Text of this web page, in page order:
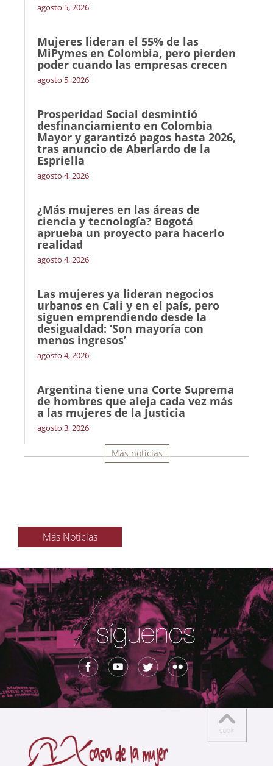
agosto 5, 2026
Mujeres lideran el 55% de las
MiPymes en Colombia, pero pierden
poder cuando las empresas crecen
agosto 5, 2026
Prosperidad Social desmintió
desfinanciamiento en Colombia
Mayor y garantizó pagos hasta 2026,
tras anuncio de Aberlardo de la
Espriella
agosto 4, 2026
¿Más mujeres en las áreas de
ciencia y tecnología? Bogotá
aprueba un proyecto para hacerlo
realidad
agosto 4, 2026
Las mujeres ya lideran negocios
urbanos en Cali y en el país, pero
siguen emprendiendo desde la
desigualdad: ‘Son mayoría con
menos ingresos’
agosto 4, 2026
Argentina tiene una Corte Suprema
de hombres que aleja cada vez más
a las mujeres de la Justicia
agosto 3, 2026
Más noticias
Más Noticias